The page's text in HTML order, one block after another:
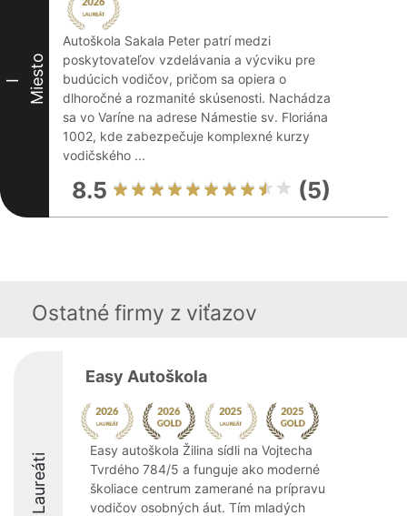
I Miesto
Autoškola Sakala Peter patrí medzi
poskytovateľov vzdelávania a výcviku pre
budúcich vodičov, pričom sa opiera o
dlhoročné a rozmanité skúsenosti. Nachádza
sa vo Varíne na adrese Námestie sv. Floriána
1002, kde zabezpečuje komplexné kurzy
vodičského ...
8.5 (5)
Ostatné firmy z viťazov
Laureáti
Easy Autoškola
Easy autoškola Žilina sídli na Vojtecha
Tvrdého 784/5 a funguje ako moderné
školiace centrum zamerané na prípravu
vodičov osobných áut. Tím mladých